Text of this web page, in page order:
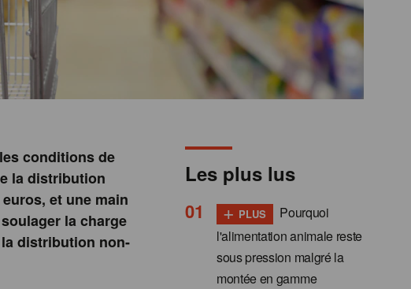
conditions de
la distribution
et une main
la charge
distribution non-
Les plus lus
+ PLUS
Pourquoi
l'alimentation animale reste
sous pression malgré la
montée en gamme